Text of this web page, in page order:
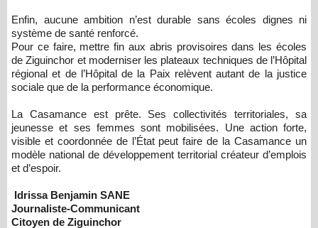
Enfin, aucune ambition n’est durable sans écoles dignes ni
système de santé renforcé.
Pour ce faire, mettre fin aux abris provisoires dans les écoles
de Ziguinchor et moderniser les plateaux techniques de l’Hôpital
régional et de l’Hôpital de la Paix relèvent autant de la justice
sociale que de la performance économique.
La Casamance est prête. Ses collectivités territoriales, sa
jeunesse et ses femmes sont mobilisées. Une action forte,
visible et coordonnée de l’État peut faire de la Casamance un
modèle national de développement territorial créateur d’emplois
et d’espoir.
Idrissa Benjamin SANE
Journaliste-Communicant
Citoyen de Ziguinchor